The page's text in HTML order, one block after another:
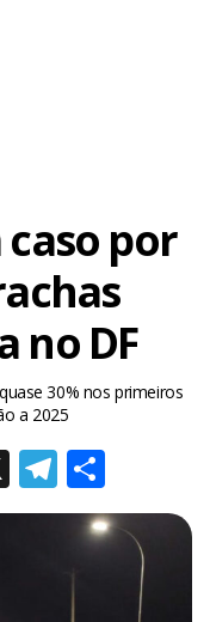
por
no DF
30% nos primeiros
a 2025
X